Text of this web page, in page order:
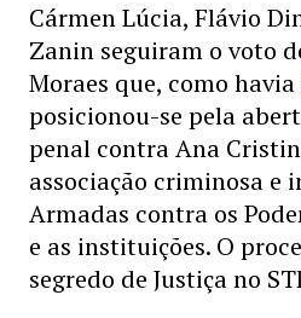
Cármen Lúcia, Flávio
Zanin seguiram o voto
Moraes que, como havia
posicionou-se pela
penal contra Ana
associação criminosa e
Armadas contra os
e as instituições. O
segredo de Justiça no